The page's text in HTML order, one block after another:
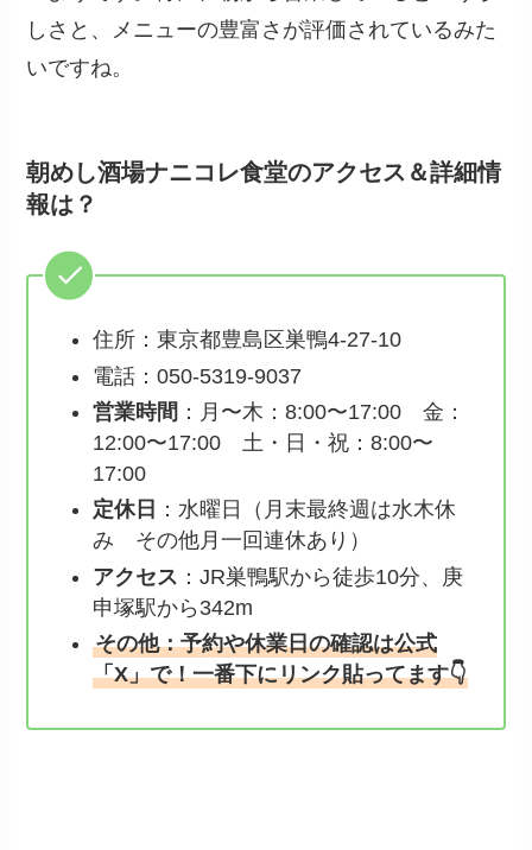
しさと、メニューの豊富さが評価されているみた
いですね。
朝めし酒場ナニコレ食堂のアクセス＆詳細情
報は？
住所：東京都豊島区巣鴨4-27-10
電話：050-5319-9037
営業時間 ：月〜木：8:00〜17:00 金：
12:00〜17:00 土・日・祝：8:00〜
17:00
定休日 ：水曜日（月末最終週は水木休
み その他月一回連休あり）
アクセス ：JR巣鴨駅から徒歩10分、庚
申塚駅から342m
その他：予約や休業日の確認は公式
「X」で！一番下にリンク貼ってます👇